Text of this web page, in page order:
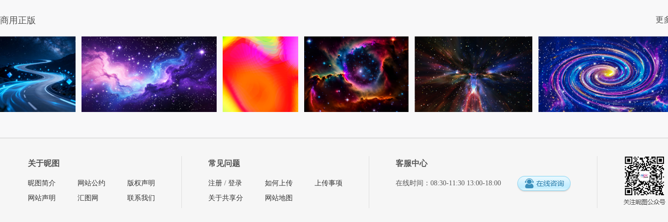
商用正版 更
关于昵图
昵图简介
网站声明
网站公约
汇图网
版权声明
联系我们
常见问题
注册 / 登录
关于共享分
如何上传
网站地图
上传事项
客服中心
在线时间：08:30-11:30 13:00-18:00